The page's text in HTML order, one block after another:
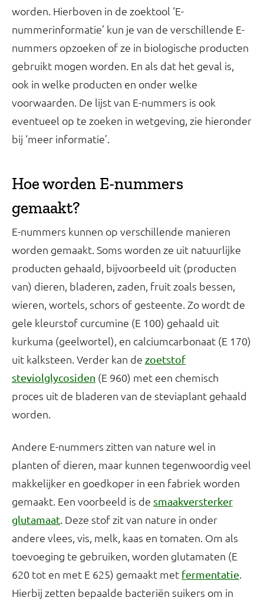
worden. Hierboven in de zoektool ‘E-
nummerinformatie’ kun je van de verschillende E-
nummers opzoeken of ze in biologische producten
gebruikt mogen worden. En als dat het geval is,
ook in welke producten en onder welke
voorwaarden. De lijst van E-nummers is ook
eventueel op te zoeken in wetgeving, zie hieronder
bij ‘meer informatie’.
Hoe worden E-nummers
gemaakt?
E-nummers kunnen op verschillende manieren
worden gemaakt. Soms worden ze uit natuurlijke
producten gehaald, bijvoorbeeld uit (producten
van) dieren, bladeren, zaden, fruit zoals bessen,
wieren, wortels, schors of gesteente. Zo wordt de
gele kleurstof curcumine (E 100) gehaald uit
kurkuma (geelwortel), en calciumcarbonaat (E 170)
uit kalksteen. Verder kan de zoetstof
steviolglycosiden (E 960) met een chemisch
proces uit de bladeren van de steviaplant gehaald
worden.
Andere E-nummers zitten van nature wel in
planten of dieren, maar kunnen tegenwoordig veel
makkelijker en goedkoper in een fabriek worden
gemaakt. Een voorbeeld is de smaakversterker
glutamaat. Deze stof zit van nature in onder
andere vlees, vis, melk, kaas en tomaten. Om als
toevoeging te gebruiken, worden glutamaten (E
620 tot en met E 625) gemaakt met fermentatie.
Hierbij zetten bepaalde bacteriën suikers om in